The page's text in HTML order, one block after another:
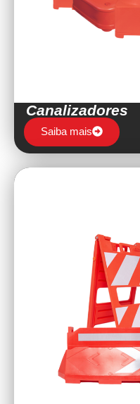
Canalizadores
Saiba mais